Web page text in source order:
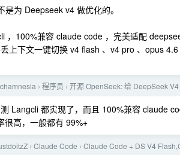
为 Deepseek v4 做优化的。
，100%兼容 claude code ，完美适配
上下文一键切换 v4 flash 、v4 pro 、opus
› 程序员 › 开源 OpenSeek: 给 DeepSeek
Langcli 都实现了，而且 100%兼容 claude
很高，一般都有 99%+
› Claude Code › Claude Code + DS V4